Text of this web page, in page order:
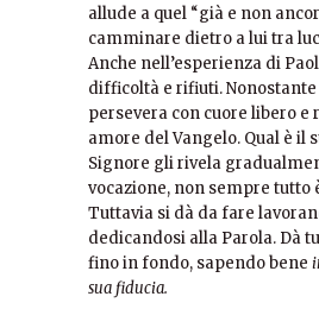
allude a quel “già e non
camminare dietro a lui tra
Anche nell’esperienza di
difficoltà e rifiuti. Nonostante
persevera con cuore libero e
amore del Vangelo. Qual è il
Signore gli rivela
vocazione, non sempre tutto
Tuttavia si dà da fare
dedicandosi alla Parola. Dà
fino in fondo, sapendo bene
sua fiducia.